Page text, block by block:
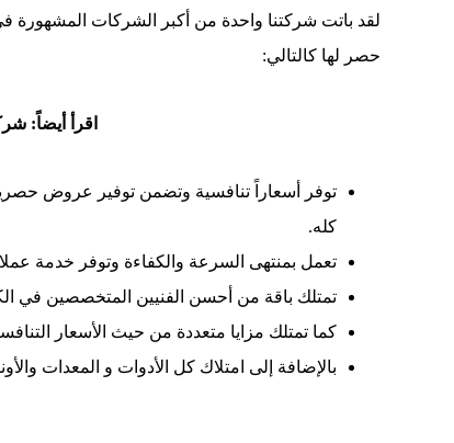
لقد باتت شركتنا واحدة من أكبر الشركات المشهورة
حصر لها كالتالي:
اقرأ أيضاً:
توفر أسعاراً تنافسية وتضمن توفير عروض
كله.
تعمل بمنتهى السرعة والكفاءة وتوفر خدمة عملاء على
تمتلك باقة من أحسن الفنيين المتخصصين في
كما تمتلك مزايا متعددة من حيث الأسعار
بالإضافة إلى امتلاك كل الأدوات و المعدات